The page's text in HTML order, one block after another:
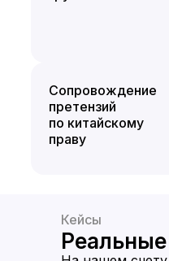
Сопровождение
претензий
по китайскому
праву
Кейсы